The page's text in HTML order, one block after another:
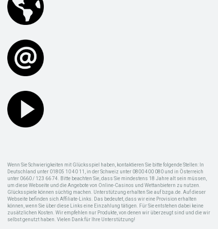
Wenn Sie Schwierigkeiten mit Glücksspiel haben, kontaktieren Sie bitte folgende Stellen: In
Deutschland unter 01805 10 40 11, in der Schweiz unter 0800 400 080 und in Österreich
unter 0660 / 123 66 74. Bitte beachten Sie, dass Sie mindestens 18 Jahre alt sein müssen,
um diese Webseite und die Angebote von Online-Casinos und Wettanbietern zu nutzen.
Glücksspiele können süchtig machen. Unterstützung erhalten Sie auf bzga.de. Auf dieser
Webseite befinden sich Affiliate-Links. Das bedeutet, dass wir eine Provision erhalten
können, wenn Sie über diese Links eine Einzahlung tätigen. Für Sie entstehen dabei keine
zusätzlichen Kosten. Wir empfehlen nur Produkte, von denen wir überzeugt sind und die wir
selbst genutzt haben. Vielen Dank für Ihre Unterstützung!